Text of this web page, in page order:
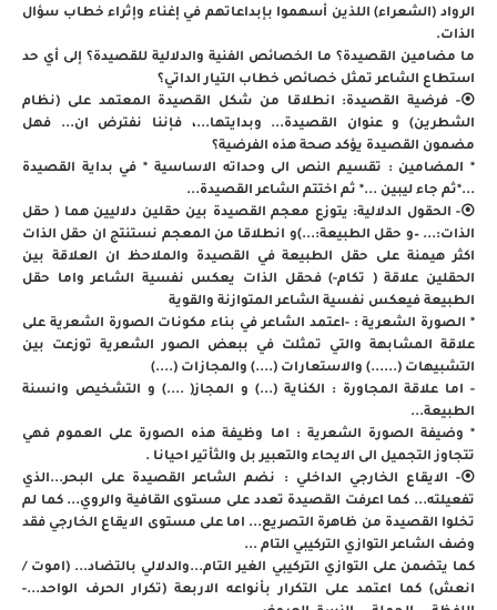
الرواد (الشعراء) اللذين أسهموا بإبداعاتهم في إغناء وإثراء خطاب سؤال
الذات.
ما مضامين القصيدة؟ ما الخصائص الفنية والدلالية للقصيدة؟ إلى أي حد
استطاع الشاعر تمثل خصائص خطاب التيار الداتي؟
⦿- فرضية القصيدة: انطلاقا من شكل القصيدة المعتمد على (نظام
الشطرين) و عنوان القصيدة... وبدايتها...، فإننا نفترض ان... فهل
مضمون القصيدة يؤكد صحة هذه الفرضية؟
* المضامين : تقسيم النص الى وحداته الاساسية * في بداية القصيدة
...*ثم جاء ليبين ...* ثم اختتم الشاعر القصيدة...
⦿- الحقول الدلالية: يتوزع معجم القصيدة بين حقلين دلاليين هما ( حقل
الذات:... –و حقل الطبيعة:...)و انطلاقا من المعجم نستنتج ان حقل الذات
اكثر هيمنة على حقل الطبيعة في القصيدة والملاحظ ان العلاقة بين
الحقلين علاقة ( تكام-) فحقل الذات يعكس نفسية الشاعر واما حقل
الطبيعة فيعكس نفسية الشاعر المتوازنة والقوية
* الصورة الشعرية : -اعتمد الشاعر في بناء مكونات الصورة الشعرية على
علاقة المشابهة والتي تمثلت في ببعض الصور الشعرية توزعت بين
التشبيهات (......) والاستعارات (....) والمجازات (....)
- اما علاقة المجاورة : الكناية (...) و المجاز( ....) و التشخيص وانسنة
الطبيعة...
* وضيفة الصورة الشعرية : اما وظيفة هذه الصورة على العموم فهي
تتجاوز التجميل الى الايحاء والتعبير بل والثأتير احيانا .
⦿- الايقاع الخارجي الداخلي : نضم الشاعر القصيدة على البحر...الذي
تفعيلته... كما اعرفت القصيدة تعدد على مستوى القافية والروي... كما لم
تخلوا القصيدة من ظاهرة التصريع... اما على مستوى الايقاع الخارجي فقد
وضف الشاعر التوازي التركيبي التام ...
كما يتضمن على التوازي التركيبي الغير التام...والدلالي بالتضاد... (اموت /
انعش) كما اعتمد على التكرار بأنواعه الاربعة (تكرار الحرف الواحد...-